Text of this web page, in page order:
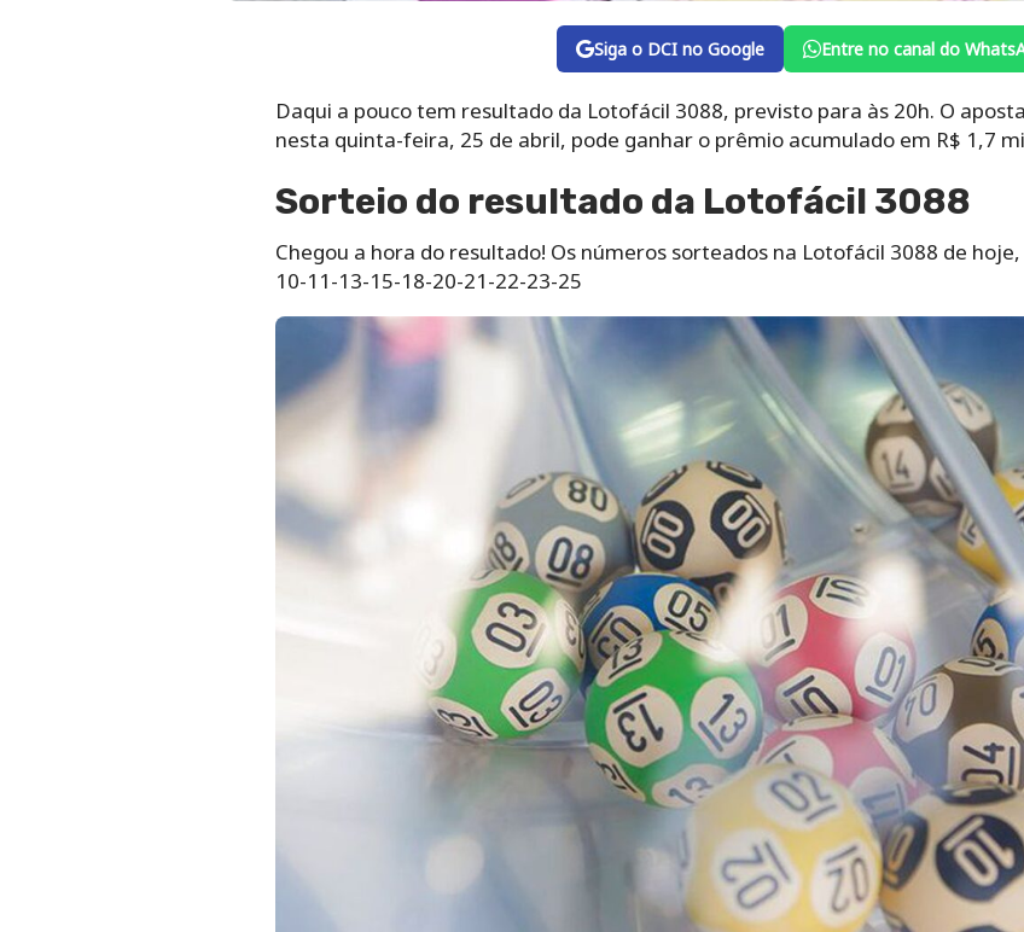
Siga o DCI no Google Entre no canal do
Daqui a pouco tem resultado da Lotofácil 3088, previsto para às 20h. O
nesta quinta-feira, 25 de abril, pode ganhar o prêmio acumulado em R$ 1,7
Sorteio do resultado da Lotofácil 3088
Chegou a hora do resultado! Os números sorteados na Lotofácil 3088 de
10-11-13-15-18-20-21-22-23-25